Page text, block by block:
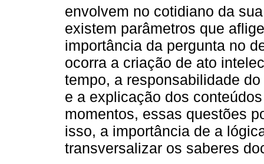
envolvem no cotidiano da
existem parâmetros que
importância da pergunta no
ocorra a criação de ato
tempo, a responsabilidade
e a explicação dos
momentos, essas questões
isso, a importância de a
transversalizar os saberes